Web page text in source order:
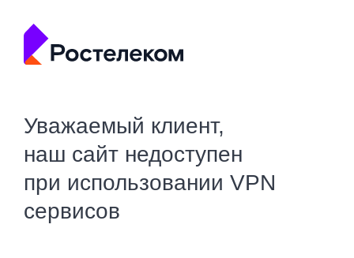
Уважаемый клиент,
наш сайт недоступен
при использовании VPN
сервисов